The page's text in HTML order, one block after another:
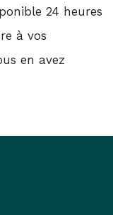
24 heures
à vos
en avez